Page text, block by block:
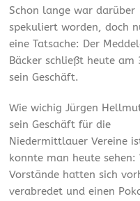
Schon lange war darüber
spekuliert worden, doch
eine Tatsache: Der
Bäcker schließt heute am
sein Geschäft.
Wie wichig Jürgen
sein Geschäft für die
Niedermittlauer Vereine
konnte man heute sehen:
Vorstände hatten sich
verabredet und einen